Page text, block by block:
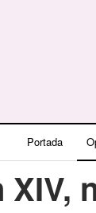
Portada
XIV,